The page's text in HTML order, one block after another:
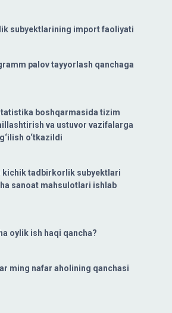
subyektlarining import faoliyati
palov tayyorlash qanchaga
boshqarmasida tizim
va ustuvor vazifalarga
o‘tkazildi
kichik tadbirkorlik subyektlari
sanoat mahsulotlari ishlab
oylik ish haqi qancha?
ming nafar aholining qanchasi